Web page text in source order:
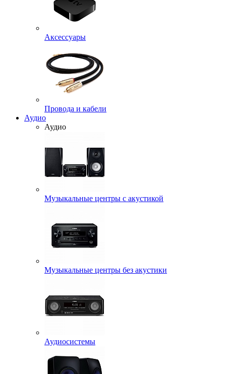
Аксессуары
Провода и кабели
Аудио
Аудио
Музыкальные центры с акустикой
Музыкальные центры без акустики
Аудиосистемы